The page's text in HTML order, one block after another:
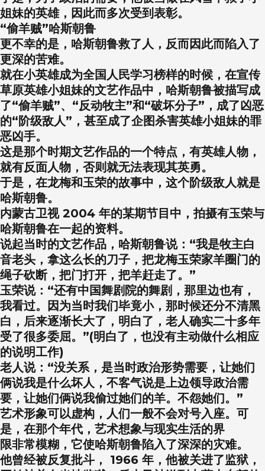
姐妹的英雄，因此而多次受到表彰。
“偷羊贼”哈斯朝鲁
更不幸的是，哈斯朝鲁救了人，反而因此而陷入了
更深的苦难。
就在小英雄成为全国人民学习榜样的时候，在宣传
草原英雄小姐妹的文艺作品中，哈斯朝鲁被描写成
了“偷羊贼”、“反动牧主”和“破坏分子”，成了凶恶
的“阶级敌人”，甚至成了企图杀害英雄小姐妹的罪
恶凶手。
这是那个时期文艺作品的一个特点，有英雄人物，
就有反面人物，否则就无法表现其英勇。
于是，在龙梅和玉荣的故事中，这个阶级敌人就是
哈斯朝鲁。
内蒙古卫视 2004 年的某期节目中，拍摄有玉荣与
哈斯朝鲁在一起的资料。
说起当时的文艺作品，哈斯朝鲁说：“我是牧主白
音老头，拿这么长的刀子，把龙梅玉荣家羊圈门的
绳子砍断，把门打开，把羊赶走了。”
玉荣说：“还有中国舞剧院的舞剧，那里边也有，
我看过。因为当时我们毕竟小，那时候还分不清黑
白，后来逐渐长大了，明白了，老人确实二十多年
受了很多委屈。”(明白了，也没有主动做什么相应
的说明工作)
老人说：“没关系，是当时政治形势需要，让她们
俩说我是什么坏人，不客气说是上边领导政治需
要，让她们俩说我偷过她们的羊。不怨她们。”
艺术形象可以虚构，人们一般不会对号入座。可
是，在那个年代，艺术想象与现实生活的界
限非常模糊，它使哈斯朝鲁陷入了深深的灾难。
他曾经被反复批斗， 1966 年，他被关进了监狱，